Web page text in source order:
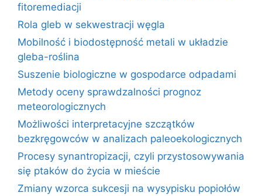
fitoremediacji
Rola gleb w sekwestracji węgla
Mobilność i biodostępność metali w układzie
gleba-roślina
Suszenie biologiczne w gospodarce odpadami
Metody oceny sprawdzalności prognoz
meteorologicznych
Możliwości interpretacyjne szczątków
bezkręgowców w analizach paleoekologicznych
Procesy synantropizacji, czyli przystosowywania
się ptaków do życia w mieście
Zmiany wzorca sukcesji na wysypisku popiołów